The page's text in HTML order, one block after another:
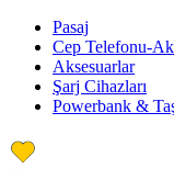
Pasaj
Cep Telefonu-
Aksesuarlar
Şarj Cihazları
Powerbank &